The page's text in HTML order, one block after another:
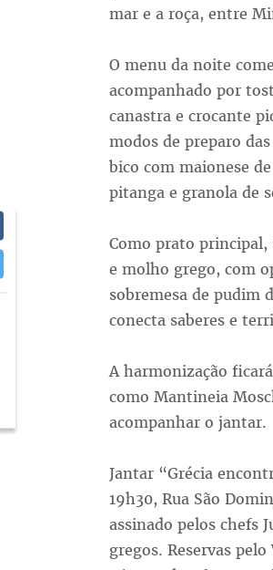
mar e a roça, entre
O menu da noite
acompanhado por
canastra e crocante
modos de preparo
bico com maionese
pitanga e granola de
Como prato principal,
e molho grego, com
sobremesa de pudim
conecta saberes e
A harmonização
como Mantineia
acompanhar o jantar.
Jantar “Grécia
19h30, Rua São
assinado pelos chefs
gregos. Reservas